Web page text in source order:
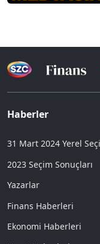
Haberler
31 Mart 2024 Yerel
2023 Seçim Sonuçları
Yazarlar
Finans Haberleri
Ekonomi Haberleri